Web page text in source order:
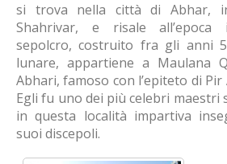
si trova nella città di Abhar,
Shahrivar, e risale all’epoca
sepolcro, costruito fra gli anni
lunare, appartiene a Maulana
Abhari, famoso con l’epiteto di Pir
Egli fu uno dei più celebri maestri
in questa località impartiva
suoi discepoli.